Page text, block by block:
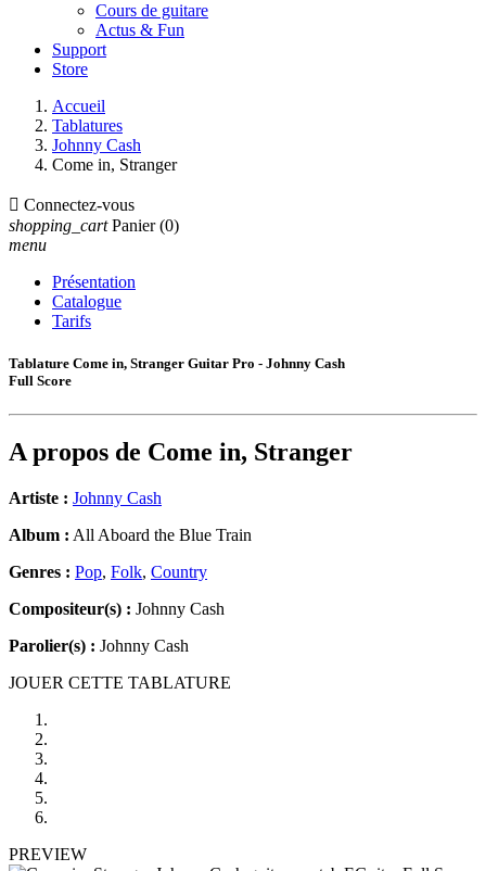
Cours de guitare
Actus & Fun
Support
Store
Accueil
Tablatures
Johnny Cash
Come in, Stranger
 Connectez-vous
shopping_cart Panier (0)
menu
Présentation
Catalogue
Tarifs
Tablature Come in, Stranger Guitar Pro - Johnny Cash
Full Score
A propos de Come in, Stranger
Artiste : Johnny Cash
Album : All Aboard the Blue Train
Genres : Pop, Folk, Country
Compositeur(s) : Johnny Cash
Parolier(s) : Johnny Cash
JOUER CETTE TABLATURE
PREVIEW